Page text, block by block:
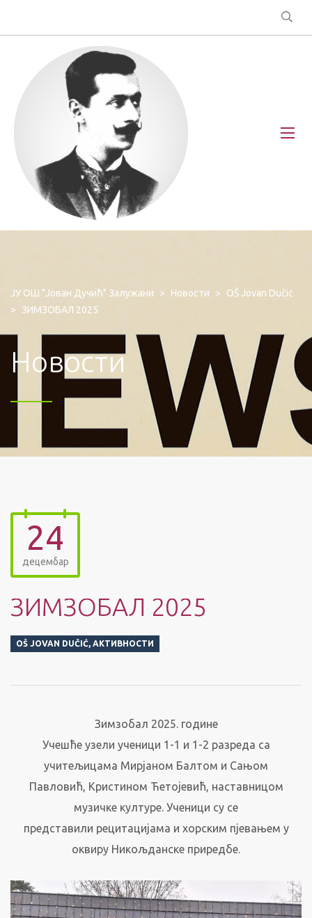
ЈУ ОШ "Јован Дучић" Залужани > Новости >
OŠ Jovan Dučić
>
ЗИМЗОБАЛ 2025
Новости
24
децембар
ЗИМЗОБАЛ 2025
OŠ JOVAN DUČIĆ, АКТИВНОСТИ
Зимзобал 2025. године
Учешће узели ученици 1-1 и 1-2 разреда са
учитељицама Мирјаном Балтом и Сањом
Павловић, Кристином Ћетојевић, наставницом
музичке културе. Ученици су се
представили рецитацијама и хорским пјевањем у
оквиру Никољданске приредбе.